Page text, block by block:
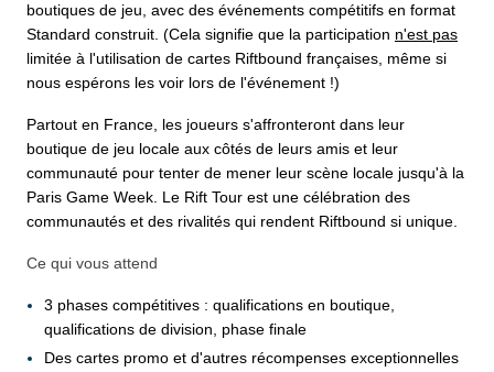
boutiques de jeu, avec des événements compétitifs en format
Standard construit. (Cela signifie que la participation n'est pas
limitée à l'utilisation de cartes Riftbound françaises, même si
nous espérons les voir lors de l'événement !)
Partout en France, les joueurs s'affronteront dans leur
boutique de jeu locale aux côtés de leurs amis et leur
communauté pour tenter de mener leur scène locale jusqu'à la
Paris Game Week. Le Rift Tour est une célébration des
communautés et des rivalités qui rendent Riftbound si unique.
Ce qui vous attend
3 phases compétitives : qualifications en boutique,
qualifications de division, phase finale
Des cartes promo et d'autres récompenses exceptionnelles